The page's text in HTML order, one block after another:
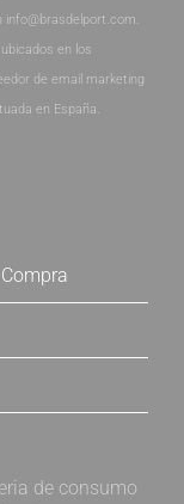
info@brasdelport.com.
en los
de email marketing
en España.
de consumo